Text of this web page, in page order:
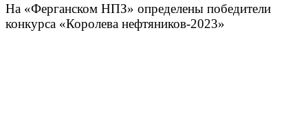
На «Ферганском НПЗ» определены победители
конкурса «Королева нефтяников-2023»